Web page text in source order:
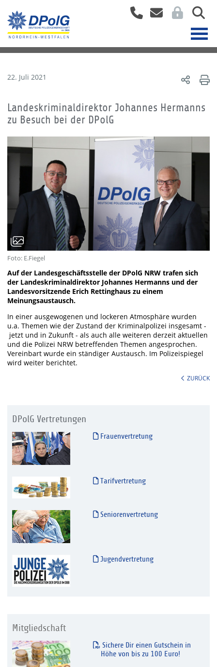
22. Juli 2021
Landeskriminaldirektor Johannes Hermanns
zu Besuch bei der DPolG
Foto: E.Fiegel
Auf der Landesgeschäftsstelle der DPolG NRW trafen sich
der Landeskriminaldirektor Johannes Hermanns und der
Landesvorsitzende Erich Rettinghaus zu einem
Meinungsaustausch.
In einer ausgewogenen und lockeren Atmosphäre wurden
u.a. Themen wie der Zustand der Kriminalpolizei insgesamt -
jetzt und in Zukunft - als auch alle weiteren derzeit aktuellen
und die Polizei NRW betreffenden Themen angesprochen.
Vereinbart wurde ein ständiger Austausch. Im Polizeispiegel
wird weiter berichtet.
ZURÜCK
DPolG Vertretungen
Frauenvertretung
Tarifvertretung
Seniorenvertretung
Jugendvertretung
Mitgliedschaft
Sichere Dir einen Gutschein in
Höhe von bis zu 100 Euro!